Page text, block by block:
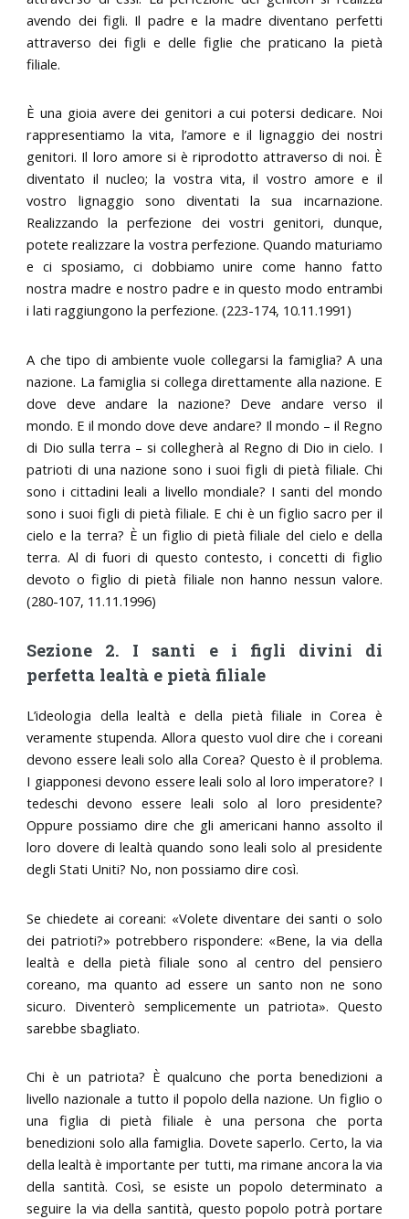
avendo dei figli. Il padre e la madre diventano perfetti
attraverso dei figli e delle figlie che praticano la pietà
filiale.
È una gioia avere dei genitori a cui potersi dedicare. Noi
rappresentiamo la vita, l’amore e il lignaggio dei nostri
genitori. Il loro amore si è riprodotto attraverso di noi. È
diventato il nucleo; la vostra vita, il vostro amore e il
vostro lignaggio sono diventati la sua incarnazione.
Realizzando la perfezione dei vostri genitori, dunque,
potete realizzare la vostra perfezione. Quando maturiamo
e ci sposiamo, ci dobbiamo unire come hanno fatto
nostra madre e nostro padre e in questo modo entrambi
i lati raggiungono la perfezione. (223-174, 10.11.1991)
A che tipo di ambiente vuole collegarsi la famiglia? A una
nazione. La famiglia si collega direttamente alla nazione. E
dove deve andare la nazione? Deve andare verso il
mondo. E il mondo dove deve andare? Il mondo – il Regno
di Dio sulla terra – si collegherà al Regno di Dio in cielo. I
patrioti di una nazione sono i suoi figli di pietà filiale. Chi
sono i cittadini leali a livello mondiale? I santi del mondo
sono i suoi figli di pietà filiale. E chi è un figlio sacro per il
cielo e la terra? È un figlio di pietà filiale del cielo e della
terra. Al di fuori di questo contesto, i concetti di figlio
devoto o figlio di pietà filiale non hanno nessun valore.
(280-107, 11.11.1996)
Sezione 2. I santi e i figli divini di
perfetta lealtà e pietà filiale
L’ideologia della lealtà e della pietà filiale in Corea è
veramente stupenda. Allora questo vuol dire che i coreani
devono essere leali solo alla Corea? Questo è il problema.
I giapponesi devono essere leali solo al loro imperatore? I
tedeschi devono essere leali solo al loro presidente?
Oppure possiamo dire che gli americani hanno assolto il
loro dovere di lealtà quando sono leali solo al presidente
degli Stati Uniti? No, non possiamo dire così.
Se chiedete ai coreani: «Volete diventare dei santi o solo
dei patrioti?» potrebbero rispondere: «Bene, la via della
lealtà e della pietà filiale sono al centro del pensiero
coreano, ma quanto ad essere un santo non ne sono
sicuro. Diventerò semplicemente un patriota». Questo
sarebbe sbagliato.
Chi è un patriota? È qualcuno che porta benedizioni a
livello nazionale a tutto il popolo della nazione. Un figlio o
una figlia di pietà filiale è una persona che porta
benedizioni solo alla famiglia. Dovete saperlo. Certo, la via
della lealtà è importante per tutti, ma rimane ancora la via
della santità. Così, se esiste un popolo determinato a
seguire la via della santità, questo popolo potrà portare